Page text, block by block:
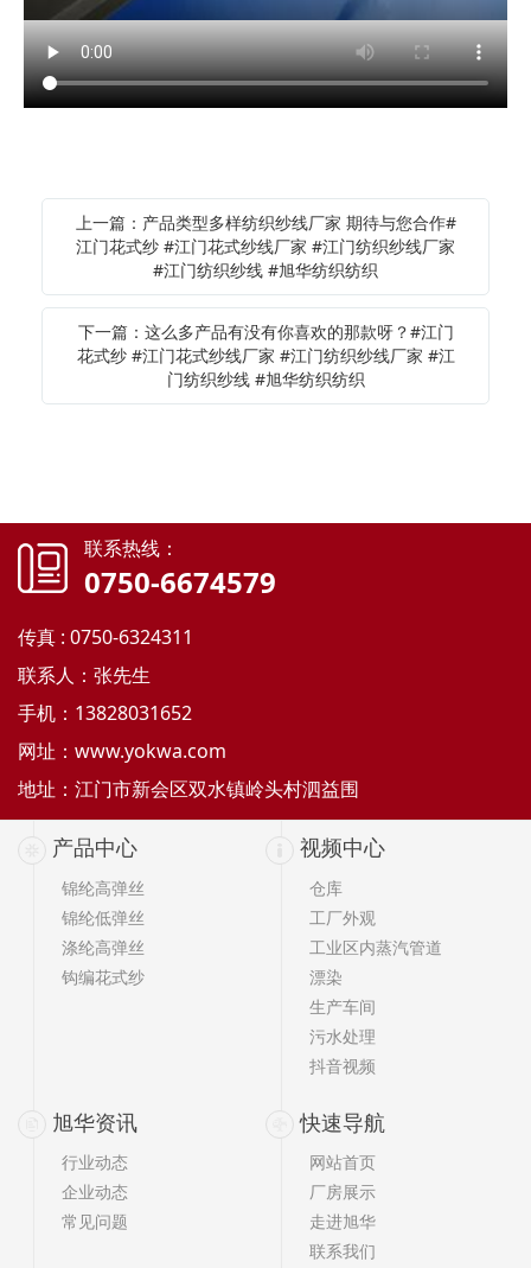
上一篇：产品类型多样纺织纱线厂家 期待与您合作#
江门花式纱 #江门花式纱线厂家 #江门纺织纱线厂家
#江门纺织纱线 #旭华纺织纺织
下一篇：这么多产品有没有你喜欢的那款呀？#江门
花式纱 #江门花式纱线厂家 #江门纺织纱线厂家 #江
门纺织纱线 #旭华纺织纺织
产品中心
锦纶高弹丝
锦纶低弹丝
涤纶高弹丝
钩编花式纱
视频中心
仓库
工厂外观
工业区内蒸汽管道
漂染
生产车间
污水处理
抖音视频
旭华资讯
行业动态
企业动态
常见问题
快速导航
网站首页
厂房展示
走进旭华
联系我们
联系热线：
0750-6674579
传真 : 0750-6324311
联系人：张先生
手机：13828031652
网址： www.yokwa.com
地址：江门市新会区双水镇岭头村泗益围